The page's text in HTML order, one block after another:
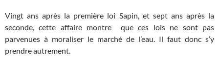
Vingt ans après la première loi Sapin, et sept ans après la
seconde, cette affaire montre que ces lois ne sont pas
parvenues à moraliser le marché de l’eau. Il faut donc s’y
prendre autrement.